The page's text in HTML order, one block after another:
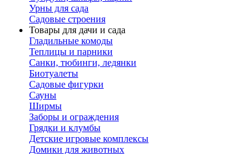
Урны для сада
Садовые строения
Товары для дачи и сада
Гладильные комоды
Теплицы и парники
Санки, тюбинги, ледянки
Биотуалеты
Садовые фигурки
Сауны
Ширмы
Заборы и ограждения
Грядки и клумбы
Детские игровые комплексы
Домики для животных